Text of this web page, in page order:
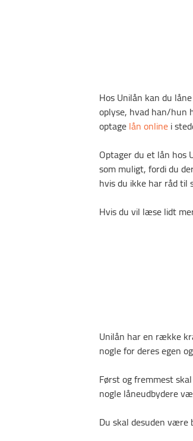
Hos Unilån kan du
oplyse, hvad han/hun
optagelån onlinei
Optager du et lån
som muligt, fordi du
hvis du ikke har råd til
Hvis du vil læse lidt
Unilån har en række
nogle for deres egen
Først og fremmest
nogle låneudbydere
Du skal desuden være